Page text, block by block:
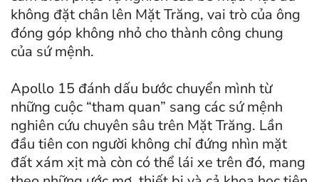
không đặt chân lên Mặt Trăng, vai trò của ông
đóng góp không nhỏ cho thành công chung
của sứ mệnh.
Apollo 15 đánh dấu bước chuyển mình từ
những cuộc “tham quan” sang các sứ mệnh
nghiên cứu chuyên sâu trên Mặt Trăng. Lần
đầu tiên con người không chỉ đứng nhìn mặt
đất xám xịt mà còn có thể lái xe trên đó, mang